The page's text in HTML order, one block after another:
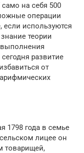
на себя 500
операции
если используются
теории
развитие
от
1798 года в семье
лицее он
товарищей,